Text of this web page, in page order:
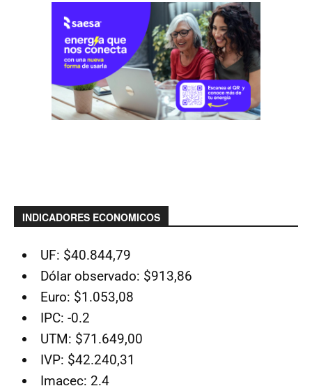
INDICADORES ECONOMICOS
UF: $40.844,79
Dólar observado: $913,86
Euro: $1.053,08
IPC: -0.2
UTM: $71.649,00
IVP: $42.240,31
Imacec: 2.4